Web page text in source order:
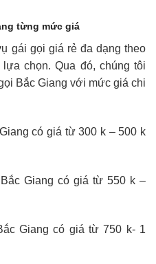
từng mức giá
gái gọi giá rẻ đa dạng theo
chọn. Qua đó, chúng tôi
Bắc Giang với mức giá chi
có giá từ 300 k – 500 k
Giang có giá từ 550 k –
Giang có giá từ 750 k- 1